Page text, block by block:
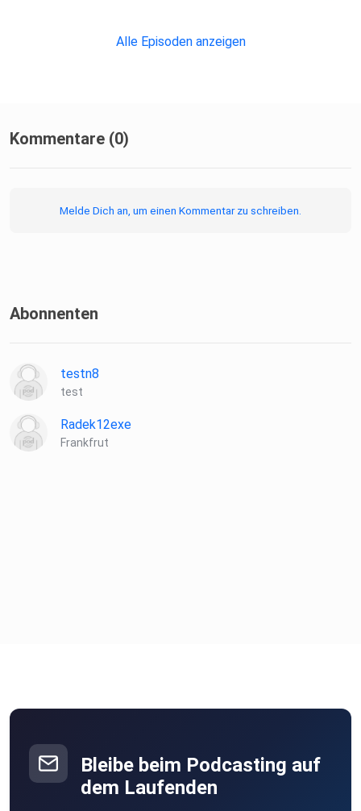
Alle Episoden anzeigen
Kommentare (0)
Melde Dich an, um einen Kommentar zu schreiben.
Abonnenten
testn8
test
Radek12exe
Frankfrut
Bleibe beim Podcasting auf
dem Laufenden